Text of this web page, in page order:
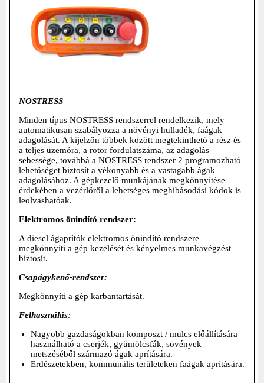
NOSTRESS
Minden típus NOSTRESS rendszerrel rendelkezik, mely
automatikusan szabályozza a növényi hulladék, faágak
adagolását. A kijelzőn többek között megtekinthető a rész és
a teljes üzemóra, a rotor fordulatszáma, az adagolás
sebessége, továbbá a NOSTRESS rendszer 2 programozható
lehetőséget biztosít a vékonyabb és a vastagabb ágak
adagolásához. A gépkezelő munkájának megkönnyítése
érdekében a vezérlőről a lehetséges meghibásodási kódok is
leolvashatóak.
Elektromos önindító rendszer:
A diesel ágaprítók elektromos önindító rendszere
megkönnyíti a gép kezelését és kényelmes munkavégzést
biztosít.
Csapágykenő-rendszer:
Megkönnyíti a gép karbantartását.
Felhasználás:
Nagyobb gazdaságokban komposzt / mulcs előállítására
használható a cserjék, gyümölcsfák, sövények
metszéséből származó ágak aprítására.
Erdészetekben, kommunális területeken faágak aprítására.